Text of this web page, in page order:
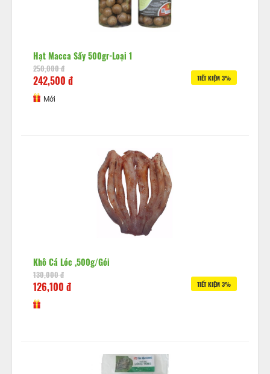
Hạt Macca Sấy 500gr-Loại 1
250,000 đ
242,500 đ TIẾT KIỆM 3%
Mới
Khô Cá Lóc ,500g/gói
130,000 đ
126,100 đ TIẾT KIỆM 3%